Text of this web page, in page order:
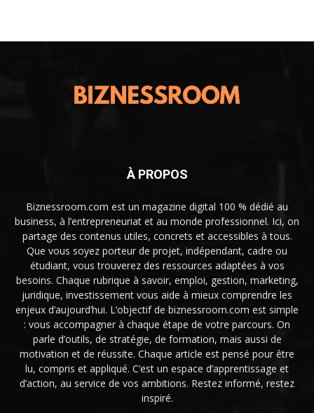
À PROPOS
Biznessroom.com est un magazine digital 100 % dédié au
business, à l’entrepreneuriat et au monde professionnel. Ici, on
partage des contenus utiles, concrets et accessibles à tous.
Que vous soyez porteur de projet, indépendant, cadre ou
étudiant, vous trouverez des ressources adaptées à vos
besoins. Chaque rubrique à savoir, emploi, gestion, marketing,
juridique, investissement vous aide à mieux comprendre les
enjeux d’aujourd’hui. L’objectif de biznessroom.com est simple
: vous accompagner à chaque étape de votre parcours. On
parle d’outils, de stratégie, de formation, mais aussi de
motivation et de réussite. Chaque article est pensé pour être
lu, compris et appliqué. C’est un espace d’apprentissage et
d’action, au service de vos ambitions. Restez informé, restez
inspiré.